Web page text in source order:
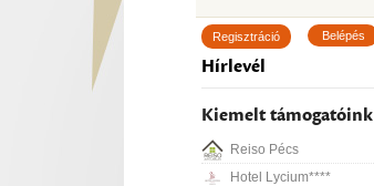
Regisztráció
Hírlevél
Kiemelt támogatóink
Reiso Pécs
Hotel Lycium****